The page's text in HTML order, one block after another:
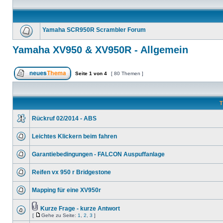
Yamaha SCR950R Scrambler Forum
Yamaha XV950 & XV950R - Allgemein
Seite 1 von 4 [ 80 Themen ]
Rückruf 02/2014 - ABS
Leichtes Klickern beim fahren
Garantiebedingungen - FALCON Auspuffanlage
Reifen vx 950 r Bridgestone
Mapping für eine XV950r
Kurze Frage - kurze Antwort
[ Gehe zu Seite: 1 2 3 ]